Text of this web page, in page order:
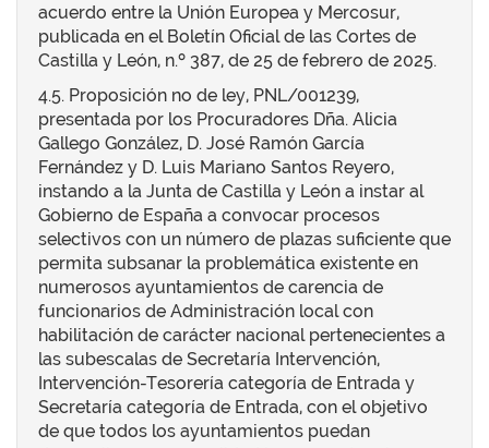
acuerdo entre la Unión Europea y Mercosur,
publicada en el Boletín Oficial de las Cortes de
Castilla y León, n.º 387, de 25 de febrero de 2025.
4.5. Proposición no de ley, PNL/001239,
presentada por los Procuradores Dña. Alicia
Gallego González, D. José Ramón García
Fernández y D. Luis Mariano Santos Reyero,
instando a la Junta de Castilla y León a instar al
Gobierno de España a convocar procesos
selectivos con un número de plazas suficiente que
permita subsanar la problemática existente en
numerosos ayuntamientos de carencia de
funcionarios de Administración local con
habilitación de carácter nacional pertenecientes a
las subescalas de Secretaría Intervención,
Intervención-Tesorería categoría de Entrada y
Secretaría categoría de Entrada, con el objetivo
de que todos los ayuntamientos puedan